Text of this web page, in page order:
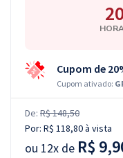
Cupom de
Cupom ativado:
De: R$ 148,50
Por: R$ 118,80à vista
ou 12x de R$